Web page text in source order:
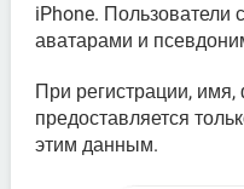
iPhone. Пользователи
аватарами и
При регистрации,
предоставляется
этим данным.